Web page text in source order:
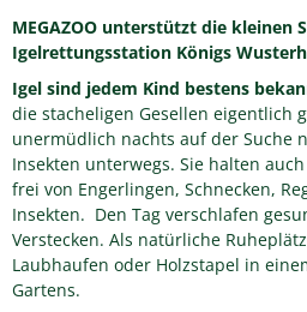
MEGAZOO unterstützt die kleinen
Igelrettungsstation Königs
Igel sind jedem Kind bestens
die stacheligen Gesellen eigentlich
unermüdlich nachts auf der Suche
Insekten unterwegs. Sie halten
frei von Engerlingen, Schnecken,
Insekten. Den Tag verschlafen
Verstecken. Als natürliche
Laubhaufen oder Holzstapel in
Gartens.